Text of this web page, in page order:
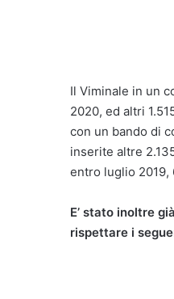
Il Viminale in un
2020, ed altri
con un bando di
inserite altre
entro luglio 2019,
E’ stato inoltre
rispettare i